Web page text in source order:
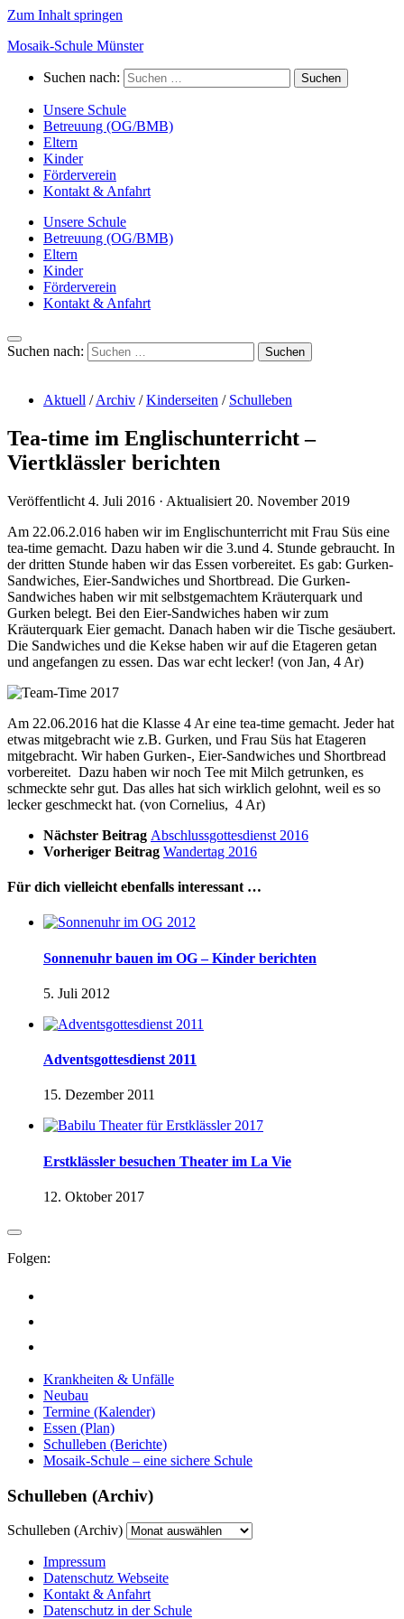
Zum Inhalt springen
Mosaik-Schule Münster
Suchen nach:
Unsere Schule
Betreuung (OG/BMB)
Eltern
Kinder
Förderverein
Kontakt & Anfahrt
Unsere Schule
Betreuung (OG/BMB)
Eltern
Kinder
Förderverein
Kontakt & Anfahrt
Suchen nach:
Aktuell / Archiv / Kinderseiten / Schulleben
Tea-time im Englischunterricht –
Viertklässler berichten
Veröffentlicht 4. Juli 2016 · Aktualisiert 20. November 2019
Am 22.06.2.016 haben wir im Englischunterricht mit Frau Süs eine
tea-time gemacht. Dazu haben wir die 3.und 4. Stunde gebraucht. In
der dritten Stunde haben wir das Essen vorbereitet. Es gab: Gurken-
Sandwiches, Eier-Sandwiches und Shortbread. Die Gurken-
Sandwiches haben wir mit selbstgemachtem Kräuterquark und
Gurken belegt. Bei den Eier-Sandwiches haben wir zum
Kräuterquark Eier gemacht. Danach haben wir die Tische gesäubert.
Die Sandwiches und die Kekse haben wir auf die Etageren getan
und angefangen zu essen. Das war echt lecker! (von Jan, 4 Ar)
Am 22.06.2016 hat die Klasse 4 Ar eine tea-time gemacht. Jeder hat
etwas mitgebracht wie z.B. Gurken, und Frau Süs hat Etageren
mitgebracht. Wir haben Gurken-, Eier-Sandwiches und Shortbread
vorbereitet. Dazu haben wir noch Tee mit Milch getrunken, es
schmeckte sehr gut. Das alles hat sich wirklich gelohnt, weil es so
lecker geschmeckt hat. (von Cornelius, 4 Ar)
Nächster Beitrag Abschlussgottesdienst 2016
Vorheriger Beitrag Wandertag 2016
Für dich vielleicht ebenfalls interessant …
Sonnenuhr bauen im OG – Kinder berichten
5. Juli 2012
Adventsgottesdienst 2011
15. Dezember 2011
Erstklässler besuchen Theater im La Vie
12. Oktober 2017
Folgen:
Krankheiten & Unfälle
Neubau
Termine (Kalender)
Essen (Plan)
Schulleben (Berichte)
Mosaik-Schule – eine sichere Schule
Schulleben (Archiv)
Schulleben (Archiv)
Impressum
Datenschutz Webseite
Kontakt & Anfahrt
Datenschutz in der Schule